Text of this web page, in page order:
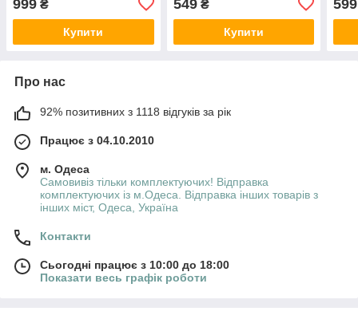
999 ₴
Купити
549₴
Купити
599
Про нас
92% позитивних з 1118 відгуків за рік
Працює з 04.10.2010
м. Одеса
Самовивіз тільки комплектуючих! Відправка
комплектуючих із м.Одеса. Відправка інших товарів з
інших міст, Одеса, Україна
Контакти
Сьогодні працює з 10:00 до 18:00
Показати весь графік роботи